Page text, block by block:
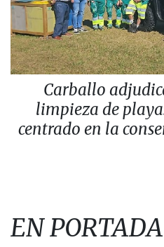
Carballo
limpieza de
centrado en la
EN PORTADA